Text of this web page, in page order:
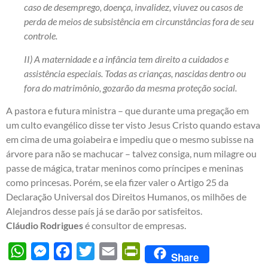
caso de desemprego, doença, invalidez, viuvez ou casos de
perda de meios de subsistência em circunstâncias fora de seu
controle.
II) A maternidade e a infância tem direito a cuidados e
assistência especiais. Todas as crianças, nascidas dentro ou
fora do matrimônio, gozarão da mesma proteção social.
A pastora e futura ministra – que durante uma pregação em
um culto evangélico disse ter visto Jesus Cristo quando estava
em cima de uma goiabeira e impediu que o mesmo subisse na
árvore para não se machucar – talvez consiga, num milagre ou
passe de mágica, tratar meninos como príncipes e meninas
como princesas. Porém, se ela fizer valer o Artigo 25 da
Declaração Universal dos Direitos Humanos, os milhões de
Alejandros desse país já se darão por satisfeitos.
Cláudio Rodriguesé consultor de empresas.
WhatsAppMessengerFacebook
Twitter Email PrintFriendly
Share